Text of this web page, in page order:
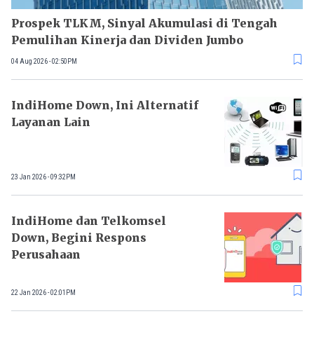
Prospek TLKM, Sinyal Akumulasi di Tengah
Pemulihan Kinerja dan Dividen Jumbo
04 Aug 2026 - 02:50PM
IndiHome Down, Ini Alternatif
Layanan Lain
23 Jan 2026 - 09:32PM
IndiHome dan Telkomsel
Down, Begini Respons
Perusahaan
22 Jan 2026 - 02:01PM